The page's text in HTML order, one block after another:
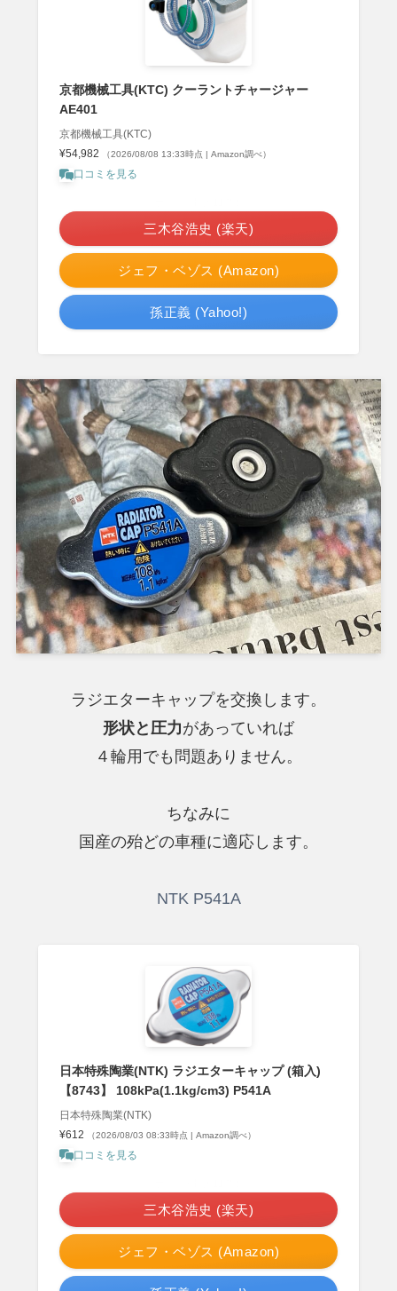
京都機械工具(KTC) クーラントチャージャー
AE401
京都機械工具(KTC)
¥54,982
（2026/08/08 13:33時点 | Amazon調べ）
口コミを見る
ジェフ・ベゾス (Amazon)
三木谷浩史 (楽天)
孫正義 (Yahoo!)
ラジエターキャップを交換します。
形状と圧力があっていれば
４輪用でも問題ありません。
ちなみに
国産の殆どの車種に適応します。
NTK P541A
日本特殊陶業(NTK) ラジエターキャップ (箱入)
【8743】 108kPa(1.1kg/cm3) P541A
日本特殊陶業(NTK)
¥612
（2026/08/03 08:33時点 | Amazon調べ）
口コミを見る
ジェフ・ベゾス (Amazon)
三木谷浩史 (楽天)